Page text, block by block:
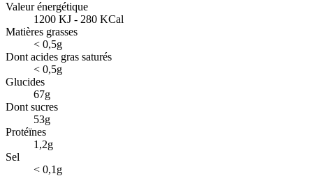
Valeur énergétique
1200 KJ - 280 KCal
Matières grasses
< 0,5g
Dont acides gras saturés
< 0,5g
Glucides
67g
Dont sucres
53g
Protéïnes
1,2g
Sel
< 0,1g